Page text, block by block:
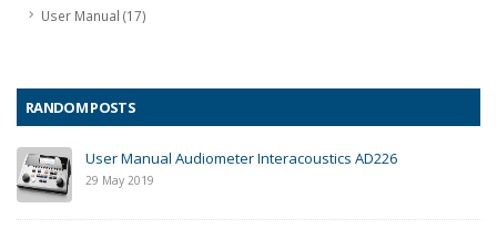
User Manual (17)
RANDOM POSTS
User Manual Audiometer Interacoustics AD226
29 May 2019